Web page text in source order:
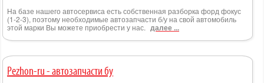
На базе нашего автосервиса есть собственная разборка форд фокус
(1-2-3), поэтому необходимые автозапчасти б/у на свой автомобиль
этой марки Вы можете приобрести у нас. далее ...
Pezhon-ru - автозапчасти бу